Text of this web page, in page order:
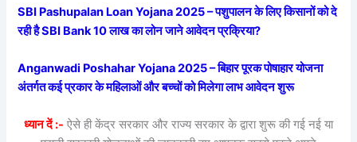
SBI Pashupalan Loan Yojana 2025 – पशुपालन के लिए किसानों को दे
रही है SBI Bank 10 लाख का लोन जाने आवेदन प्रक्रिया?
Anganwadi Poshahar Yojana 2025 – बिहार पूरक पोषाहार योजना
अंतर्गत कई प्रकार के महिलाओं और बच्चों को मिलेगा लाभ आवेदन शुरू
ध्यान दें :- ऐसे ही केंद्र सरकार और राज्य सरकार के द्वारा शुरू की गई नई या